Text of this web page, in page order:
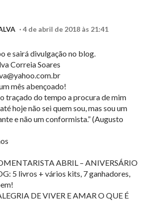
4 de abril de 2018 às 21:41
e sairá divulgação no blog.
Correia Soares
mês abençoado!
traçado do tempo a procura de mim
hoje não sei quem sou, mas sou um
e não um conformista.” (Augusto
ABRIL – ANIVERSÁRIO
5 livros + vários kits, 7 ganhadores,
DE VIVER E AMAR O QUE É